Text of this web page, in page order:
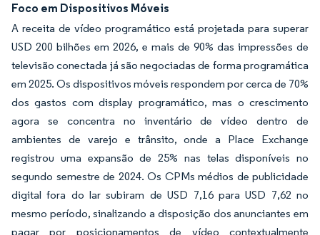
Foco em Dispositivos Móveis
A receita de vídeo programático está projetada para superar
USD 200 bilhões em 2026, e mais de 90% das impressões de
televisão conectada já são negociadas de forma programática
em 2025. Os dispositivos móveis respondem por cerca de 70%
dos gastos com display programático, mas o crescimento
agora se concentra no inventário de vídeo dentro de
ambientes de varejo e trânsito, onde a Place Exchange
registrou uma expansão de 25% nas telas disponíveis no
segundo semestre de 2024. Os CPMs médios de publicidade
digital fora do lar subiram de USD 7,16 para USD 7,62 no
mesmo período, sinalizando a disposição dos anunciantes em
pagar por posicionamentos de vídeo contextualmente